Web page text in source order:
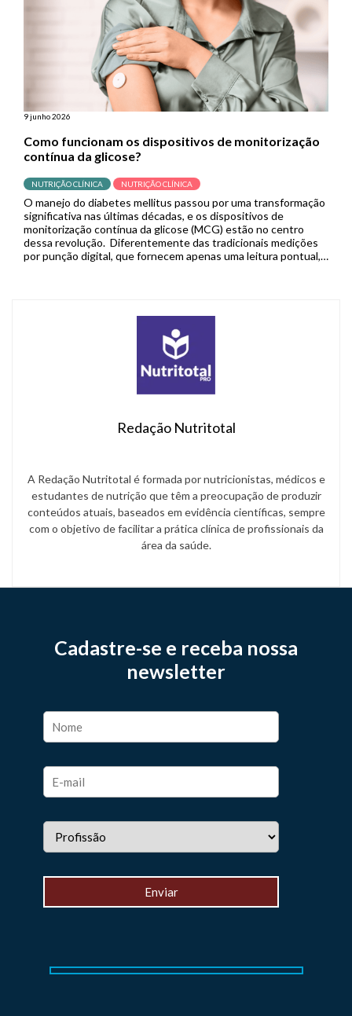
9 junho 2026
Como funcionam os dispositivos de monitorização
contínua da glicose?
NUTRIÇÃO CLÍNICA NUTRIÇÃO CLÍNICA
O manejo do diabetes mellitus passou por uma transformação
significativa nas últimas décadas, e os dispositivos de
monitorização contínua da glicose (MCG) estão no centro
dessa revolução. Diferentemente das tradicionais medições
por punção digital, que fornecem apenas uma leitura pontual,
Redação Nutritotal
A Redação Nutritotal é formada por nutricionistas, médicos e
estudantes de nutrição que têm a preocupação de produzir
conteúdos atuais, baseados em evidência científicas, sempre
com o objetivo de facilitar a prática clínica de profissionais da
área da saúde.
Cadastre-se e receba nossa
newsletter